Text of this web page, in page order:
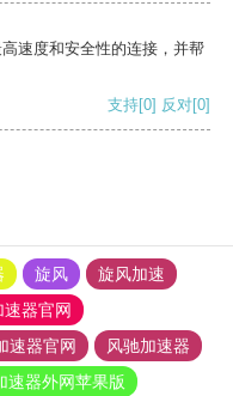
速度和安全性的连接，并帮
支持[0] 反对[0]
旋风
旋风加速
器官网
速器官网
风驰加速器
速器外网苹果版